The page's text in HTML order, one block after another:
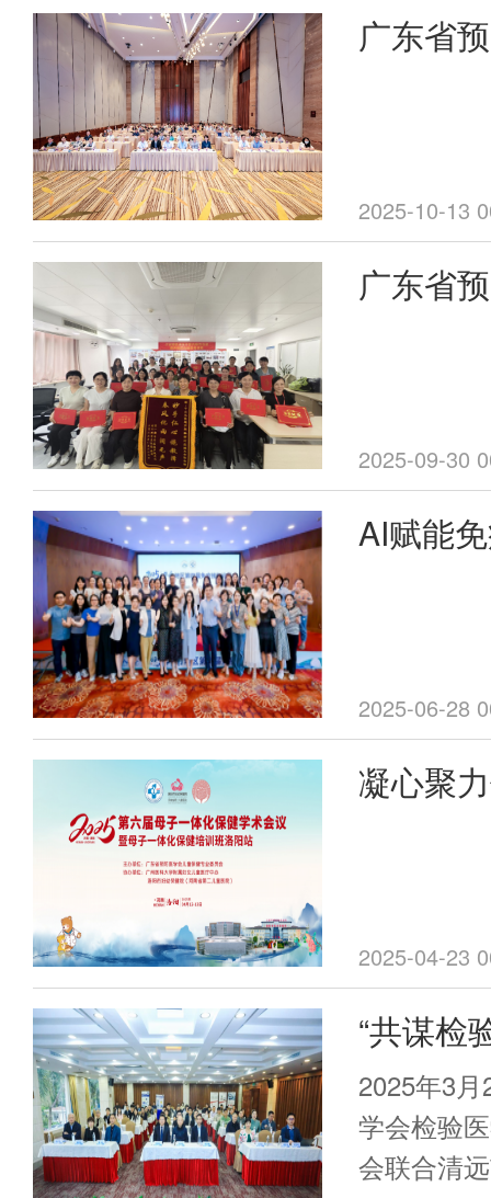
广东省
2025-10-13
广东省
训班
2025-09-30
AI赋能
2025-06-28
凝心聚
站圆满
2025-04-23
“共谋检
粤北”凝
创新研
2025年3
学会检验
会联合清